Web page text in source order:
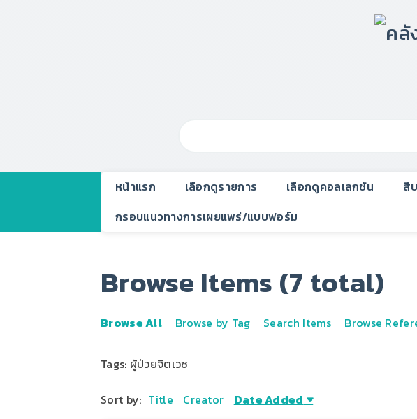
หน้าแรก เลือกดูรายการ เลือกดูคอลเลกชัน สื
กรอบแนวทางการเผยแพร่/แบบฟอร์ม
Browse Items (7 total)
Browse All Browse by Tag Search Items Browse
Tags: ผู้ป่วยจิตเวช
Sort by: Title Creator Date Added